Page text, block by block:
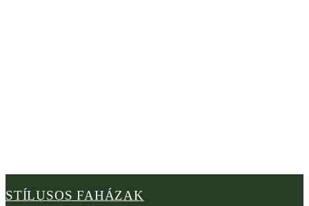
STÍLUSOS FAHÁZAK